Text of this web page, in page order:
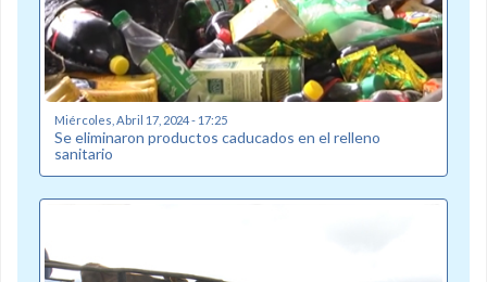
Miércoles, Abril 17, 2024 - 17:25
Se eliminaron productos caducados en el relleno
sanitario